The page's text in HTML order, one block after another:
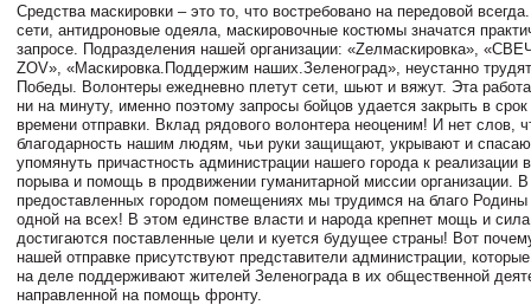
Средства маскировки – это то, что востребовано на передовой
сети, антидроновые одеяла, маскировочные костюмы значатся
запросе. Подразделения нашей организации: «Zелмаскировка»,
ZOV», «Маскировка.Поддержим наших.Зеленоград», неустанно
Победы. Волонтеры ежедневно плетут сети, шьют и вяжут. Эта
ни на минуту, именно поэтому запросы бойцов удается закрыть в срок
времени отправки. Вклад рядового волонтера неоценим! И нет слов,
благодарность нашим людям, чьи руки защищают, укрывают и
упомянуть причастность администрации нашего города к реализации
порыва и помощь в продвижении гуманитарной миссии организации. В
предоставленных городом помещениях мы трудимся на благо
одной на всех! В этом единстве власти и народа крепнет мощь и сила
достигаются поставленные цели и куется будущее страны! Вот
нашей отправке присутствуют представители администрации,
на деле поддерживают жителей Зеленограда в их общественной
направленной на помощь фронту.